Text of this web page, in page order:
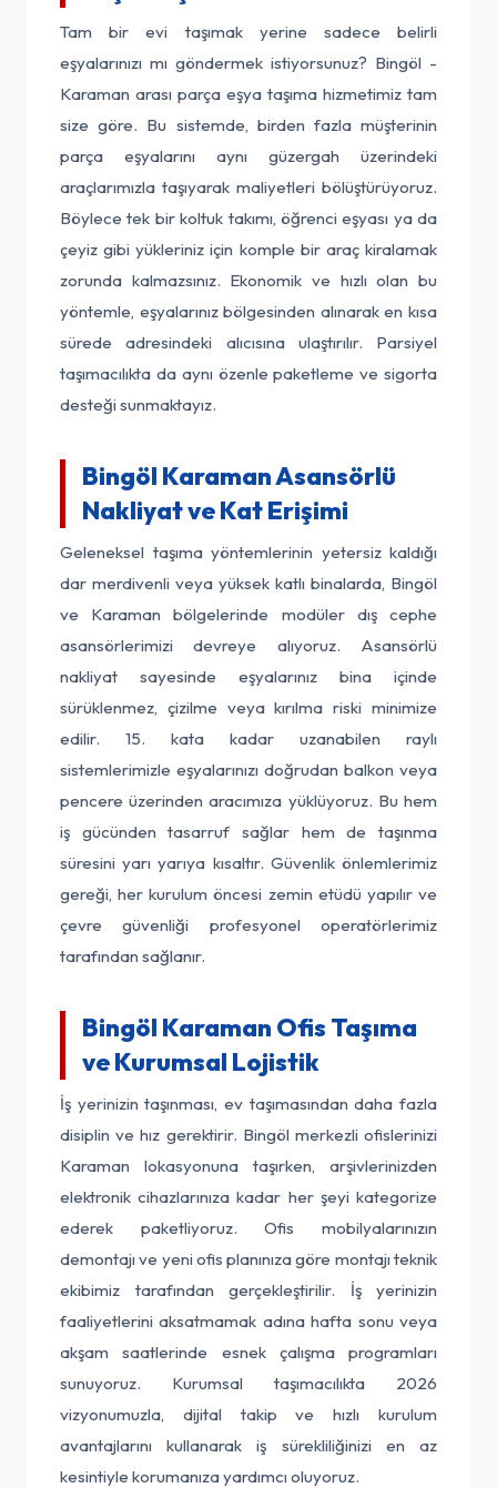
Tam bir evi taşımak yerine sadece belirli
eşyalarınızı mı göndermek istiyorsunuz? Bingöl -
Karaman arası parça eşya taşıma hizmetimiz tam
size göre. Bu sistemde, birden fazla müşterinin
parça eşyalarını aynı güzergah üzerindeki
araçlarımızla taşıyarak maliyetleri bölüştürüyoruz.
Böylece tek bir koltuk takımı, öğrenci eşyası ya da
çeyiz gibi yükleriniz için komple bir araç kiralamak
zorunda kalmazsınız. Ekonomik ve hızlı olan bu
yöntemle, eşyalarınız bölgesinden alınarak en kısa
sürede adresindeki alıcısına ulaştırılır. Parsiyel
taşımacılıkta da aynı özenle paketleme ve sigorta
desteği sunmaktayız.
Bingöl Karaman Asansörlü
Nakliyat ve Kat Erişimi
Geleneksel taşıma yöntemlerinin yetersiz kaldığı
dar merdivenli veya yüksek katlı binalarda, Bingöl
ve Karaman bölgelerinde modüler dış cephe
asansörlerimizi devreye alıyoruz. Asansörlü
nakliyat sayesinde eşyalarınız bina içinde
sürüklenmez, çizilme veya kırılma riski minimize
edilir. 15. kata kadar uzanabilen raylı
sistemlerimizle eşyalarınızı doğrudan balkon veya
pencere üzerinden aracımıza yüklüyoruz. Bu hem
iş gücünden tasarruf sağlar hem de taşınma
süresini yarı yarıya kısaltır. Güvenlik önlemlerimiz
gereği, her kurulum öncesi zemin etüdü yapılır ve
çevre güvenliği profesyonel operatörlerimiz
tarafından sağlanır.
Bingöl Karaman Ofis Taşıma
ve Kurumsal Lojistik
İş yerinizin taşınması, ev taşımasından daha fazla
disiplin ve hız gerektirir. Bingöl merkezli ofislerinizi
Karaman lokasyonuna taşırken, arşivlerinizden
elektronik cihazlarınıza kadar her şeyi kategorize
ederek paketliyoruz. Ofis mobilyalarınızın
demontajı ve yeni ofis planınıza göre montajı teknik
ekibimiz tarafından gerçekleştirilir. İş yerinizin
faaliyetlerini aksatmamak adına hafta sonu veya
akşam saatlerinde esnek çalışma programları
sunuyoruz. Kurumsal taşımacılıkta 2026
vizyonumuzla, dijital takip ve hızlı kurulum
avantajlarını kullanarak iş sürekliliğinizi en az
kesintiyle korumanıza yardımcı oluyoruz.